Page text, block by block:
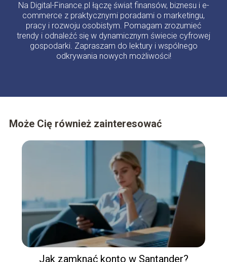
Na Digital-Finance.pl łączę świat finansów, biznesu i e-
commerce z praktycznymi poradami o marketingu,
pracy i rozwoju osobistym. Pomagam zrozumieć
trendy i odnaleźć się w dynamicznym świecie cyfrowej
gospodarki. Zapraszam do lektury i wspólnego
odkrywania nowych możliwości!
Może Cię również zainteresować
Jak zamknąć konto w Santander?